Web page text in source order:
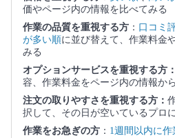
価やページ内の情報を比べてみる
作業の品質を重視する方 ： 口コミ
が多い順に並び替えて、作業料金
みる
オプションサービスを重視する方：
容、作業料金をページ内の情報か
注文の取りやすさを重視する方：
択して、その日が空いているプロ
作業をお急ぎの方 ： 1週間以内に作